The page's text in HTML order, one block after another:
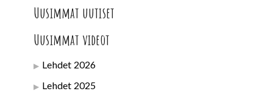
Uusimmat uutiset
Uusimmat videot
Lehdet 2026
Lehdet 2025